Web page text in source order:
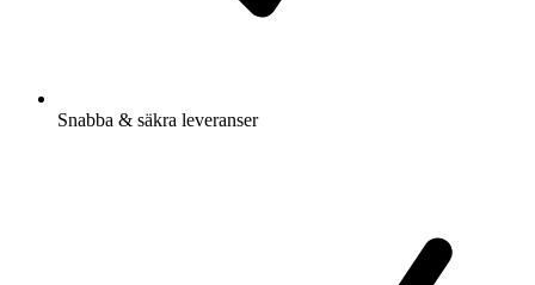
Snabba & säkra leveranser